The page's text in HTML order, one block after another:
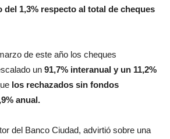
del 1,3% respecto al total de cheques
de este año los cheques
un 91,7% interanual y un 11,2%
los rechazados sin fondos
anual.
del Banco Ciudad, advirtió sobre una